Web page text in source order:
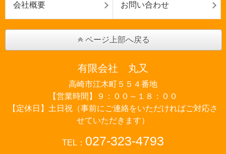
会社概要 お問い合わせ
ページ上部へ戻る
有限会社 丸又
高崎市江木町５５４番地
【営業時間】９：００～１８：００
【定休日】土日祝（事前にご連絡をいただければご対応さ
せていただきます）
TEL： 027-323-4793